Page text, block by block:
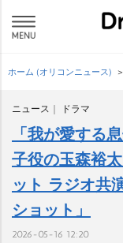
ホーム (オリコンニュース)
ニュース ドラマ
「我が愛する
子役の玉森裕
ット ラジオ共
ショット」
2026-05-16 12:20